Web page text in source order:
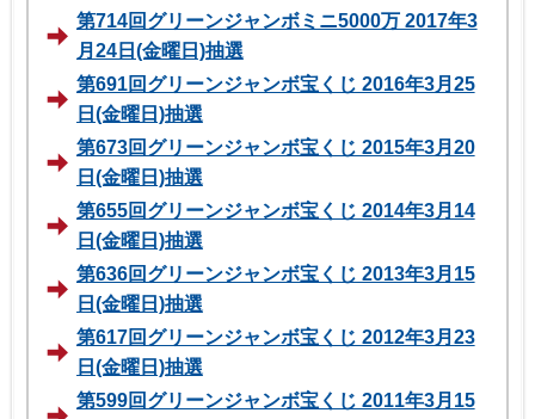
第714回グリーンジャンボミニ5000万 2017年3
月24日(金曜日)抽選
第691回グリーンジャンボ宝くじ 2016年3月25
日(金曜日)抽選
第673回グリーンジャンボ宝くじ 2015年3月20
日(金曜日)抽選
第655回グリーンジャンボ宝くじ 2014年3月14
日(金曜日)抽選
第636回グリーンジャンボ宝くじ 2013年3月15
日(金曜日)抽選
第617回グリーンジャンボ宝くじ 2012年3月23
日(金曜日)抽選
第599回グリーンジャンボ宝くじ 2011年3月15